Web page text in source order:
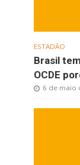
ESTADÃO
Brasil
OCDE
6 de maio